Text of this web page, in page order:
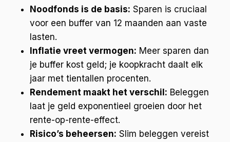
Noodfonds is de basis: Sparen is cruciaal
voor een buffer van 12 maanden aan vaste
lasten.
Inflatie vreet vermogen: Meer sparen dan
je buffer kost geld; je koopkracht daalt elk
jaar met tientallen procenten.
Rendement maakt het verschil: Beleggen
laat je geld exponentieel groeien door het
rente-op-rente-effect.
Risico’s beheersen: Slim beleggen vereist